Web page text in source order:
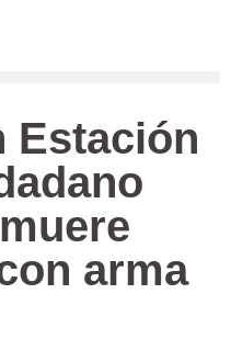
Estación
arma